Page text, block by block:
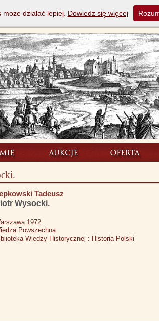
Tadeusz
Wysocki.
1972
Powszechna
Wiedzy Historycznej : Historia Polski
działać lepiej. Dowiedz się więcej